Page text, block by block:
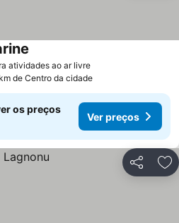
atividades ao ar livreVer preços
de Centro da cidade
os preços
Ver preços
Partilhar